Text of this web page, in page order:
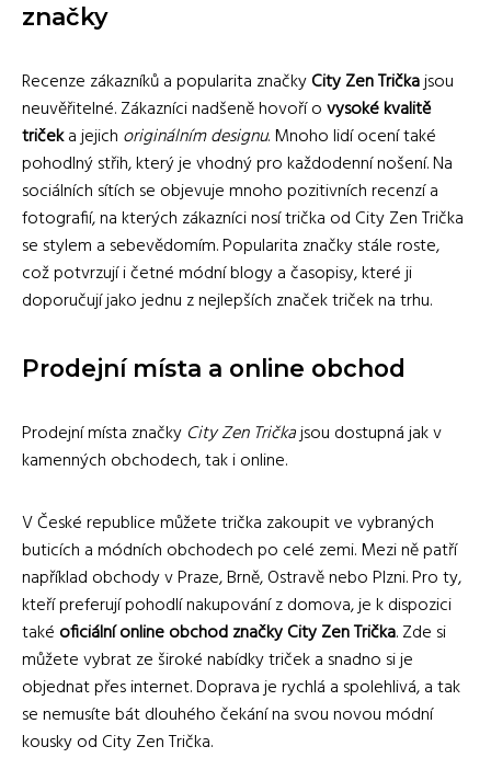
značky
Recenze zákazníků a popularita značkyCity Zen Tričkajsou
neuvěřitelné. Zákazníci nadšeně hovoří ovysoké kvalitě
tričeka jejich originálním designu. Mnoho lidí ocení také
pohodlný střih, který je vhodný pro každodenní nošení. Na
sociálních sítích se objevuje mnoho pozitivních recenzí a
fotografií, na kterých zákazníci nosí trička od City Zen Trička
se stylem a sebevědomím. Popularita značky stále roste,
což potvrzují i četné módní blogy a časopisy, které ji
doporučují jako jednu z nejlepších značek triček na trhu.
Prodejní místa a online obchod
Prodejní místa značky City Zen Tričkajsou dostupná jak v
kamenných obchodech, tak i online.
V České republice můžete trička zakoupit ve vybraných
buticích a módních obchodech po celé zemi. Mezi ně patří
například obchody v Praze, Brně, Ostravě nebo Plzni. Pro ty,
kteří preferují pohodlí nakupování z domova, je k dispozici
také oficiální online obchod značky City Zen Trička. Zde si
můžete vybrat ze široké nabídky triček a snadno si je
objednat přes internet. Doprava je rychlá a spolehlivá, a tak
se nemusíte bát dlouhého čekání na svou novou módní
kousky od City Zen Trička.